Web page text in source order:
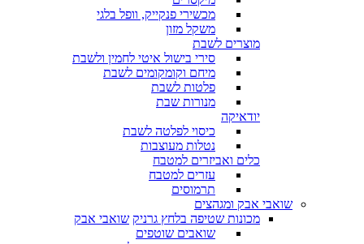
מכשירי פנקייק, וופל בלגי
משקל מזון
מוצרים לשבת
סירי בישול איטי לחמין ולשבת
מיחם וקומקומים לשבת
פלטות לשבת
מנורות שבת
יודאיקה
כיסוי לפלטה לשבת
נטלות מעוצבות
כלים ואביזרים למטבח
עזרים למטבח
תרמוסים
שואבי אבק ומגהצים
מכונות שטיפה בלחץ גרניק שואבי אבק
שואבים שוטפים